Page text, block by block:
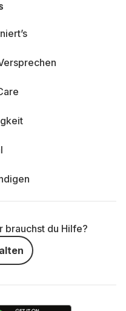
brauchst du Hilfe?